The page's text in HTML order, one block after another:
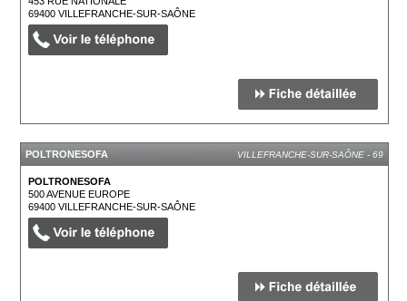
69400VILLEFRANCHE-SUR-SAÔNE
POLTRONESOFA VILLEFRANCHE-SUR-SAÔNE - 69
POLTRONESOFA
500 AVENUE EUROPE
69400VILLEFRANCHE-SUR-SAÔNE